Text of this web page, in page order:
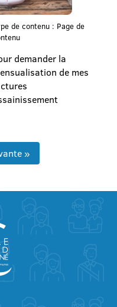
de contenu : Page de
demander la
de mes
»